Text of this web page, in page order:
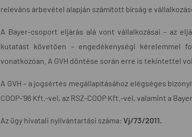
releváns árbevétel alapján számított bírság e
A Bayer-csoport eljárás alá vont vállalkozásai – az
kutatást követően – engedékenységi kérelemmel
vonatkozóan. A GVH döntése során erre is tekintettel
A GVH – a jogsértés megállapításához elégséges
COOP-'96 Kft.-vel, az RSZ-COOP Kft.-vel, valamint a
Az ügy hivatali nyilvántartási száma: Vj/73/2011.